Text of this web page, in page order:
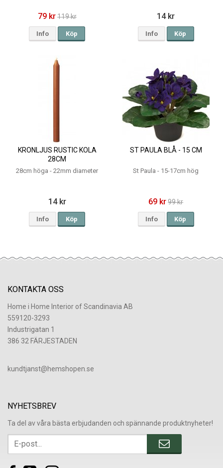
79 kr119 kr
Info Köp
14 kr
Info Köp
KRONLJUS RUSTIC KOLA
28CM
28cm höga - 22mm diameter
14 kr
Info Köp
ST PAULA BLÅ - 15 CM
St Paula - 15-17cm hög
69 kr99 kr
Info Köp
KONTAKTA OSS
Home i Home Interior of Scandinavia AB
559120-3293
Industrigatan 1
386 32 FÄRJESTADEN
​kundtjanst@hemshopen.se
NYHETSBREV
Ta del av våra bästa erbjudanden och spännande produktnyheter!